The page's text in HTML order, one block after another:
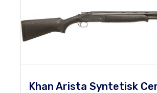
Khan Arista Syntetisk